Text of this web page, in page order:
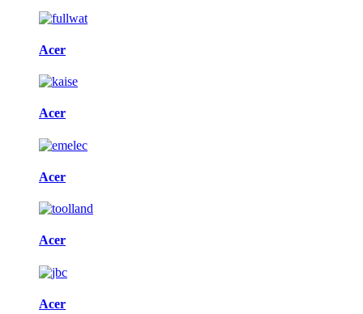
Acer
Acer
Acer
Acer
Acer